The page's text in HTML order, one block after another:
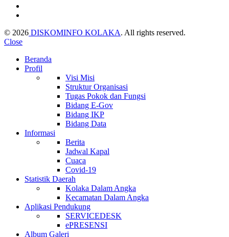
© 2026 DISKOMINFO KOLAKA. All rights reserved.
Close
Beranda
Profil
Visi Misi
Struktur Organisasi
Tugas Pokok dan Fungsi
Bidang E-Gov
Bidang IKP
Bidang Data
Informasi
Berita
Jadwal Kapal
Cuaca
Covid-19
Statistik Daerah
Kolaka Dalam Angka
Kecamatan Dalam Angka
Aplikasi Pendukung
SERVICEDESK
ePRESENSI
Album Galeri